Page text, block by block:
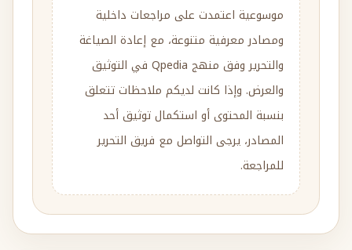
موسوعية اعتمدت على مراجعات داخلية
ومصادر معرفية متنوعة، مع إعادة الصياغة
والتحرير وفق منهج Qpedia في التوثيق
والعرض. وإذا كانت لديكم ملاحظات تتعلق
بنسبة المحتوى أو استكمال توثيق أحد
المصادر، يرجى التواصل مع فريق التحرير
للمراجعة.